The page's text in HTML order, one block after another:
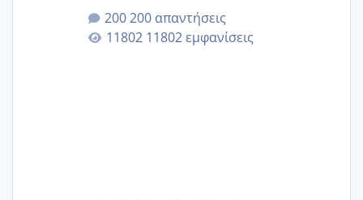
200 απαντήσεις
11802 εμφανίσεις